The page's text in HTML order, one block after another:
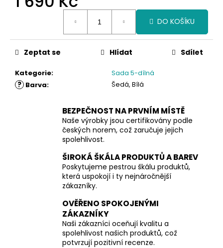
DO KOŠÍKU
Kategorie: Sada 5-dílná
? Barva: Šedá, Bílá
Zeptat se Hlídat Sdílet
BEZPEČNOST NA PRVNÍM MÍSTĚ
Naše výrobky jsou certifikovány podle
českých norem, což zaručuje jejich
spolehlivost.
ŠIROKÁ ŠKÁLA PRODUKTŮ A BAREV
Poskytujeme pestrou škálu produktů,
která uspokojí i ty nejnáročnější
zákazníky.
OVĚŘENO SPOKOJENÝMI
ZÁKAZNÍKY
Naši zákazníci oceňují kvalitu a
spolehlivost našich produktů, což
potvrzují pozitivní recenze.